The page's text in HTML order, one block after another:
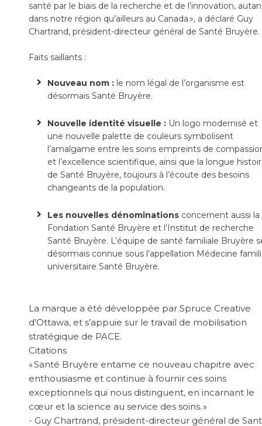
santé par le biais de la recherche et de l’innovation,
dans notre région qu’ailleurs au Canada », a déclaré Guy
Chartrand, président-directeur général de Santé Bruyère.
Faits saillants :
Nouveau nom : le nom légal de l’organisme est
désormais Santé Bruyère.
Nouvelle identité visuelle : Un logo modernisé et
une nouvelle palette de couleurs symbolisent
l’amalgame entre les soins empreints de
et l’excellence scientifique, ainsi que la longue
de Santé Bruyère, toujours à l’écoute des besoins
changeants de la population.
Les nouvelles dénominations concernent aussi la
Fondation Santé Bruyère et l’Institut de recherche
Santé Bruyère. L’équipe de santé familiale Bruyère
désormais connue sous l’appellation Médecine
universitaire Santé Bruyère.
La marque a été développée par Spruce Creative
d’Ottawa, et s’appuie sur le travail de mobilisation
stratégique de PACE.
Citations
« Santé Bruyère entame ce nouveau chapitre avec
enthousiasme et continue à fournir ces soins
exceptionnels qui nous distinguent, en incarnant le
cœur et la science au service des soins. »
- Guy Chartrand, président-directeur général de